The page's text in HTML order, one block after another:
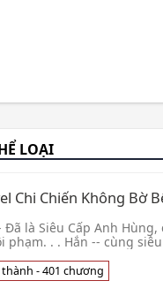
LOẠI
Chi Chiến Không Bờ
Đã là Siêu Cấp Anh
phạm. . . Hắn -- cùng
Phi Ngư Tinh Quang
- 401 chương